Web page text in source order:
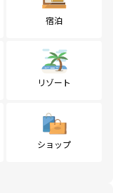
宿泊
リゾート
ショップ